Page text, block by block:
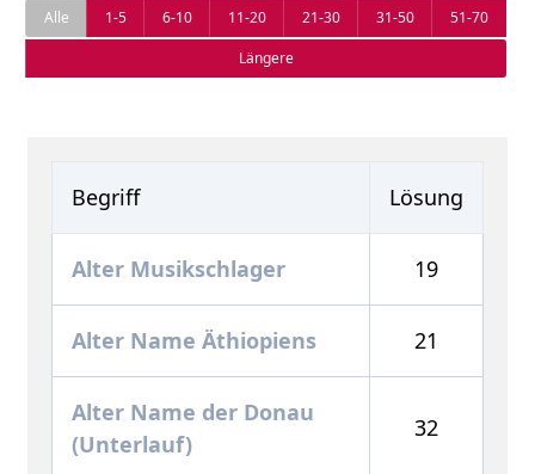
Alle 1-5 6-10 11-20 21-30 31-50
51-70
Längere
Begriff Lösung
Alter Musikschlager 19
Alter Name Äthiopiens 21
Alter Name der Donau
(Unterlauf)
32